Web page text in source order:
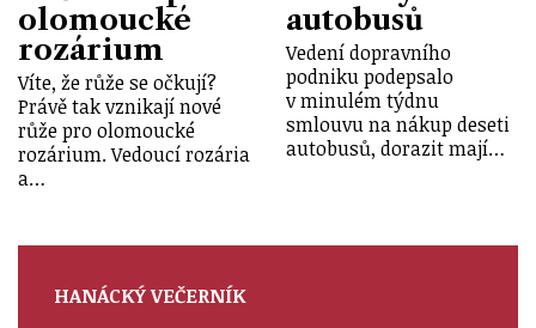
olomoucké
rozárium
Víte, že růže se očkují?
Právě tak vznikají nové
růže pro olomoucké
rozárium. Vedoucí rozária
a…
autobusů
Vedení dopravního
podniku podepsalo
v minulém týdnu
smlouvu na nákup deseti
autobusů, dorazit mají…
HANÁCKÝ VEČERNÍK